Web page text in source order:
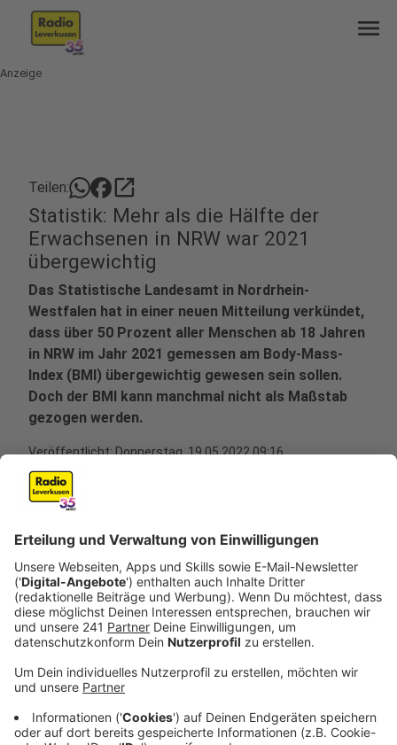
menu
Anzeige
Teilen: open_in_new
Statistik: Mehr als die Hälfte der
Erwachsenen in NRW war 2021
übergewichtig
Das Statistische Landesamt in Nordrhein-
Westfalen hat in einer neuen Mitteilung verkündet,
dass über 50 Prozent aller Menschen ab 18 Jahren
in NRW im Jahr 2021 gemessen am Body-Mass-
Index (BMI) übergewichtig gewesen sein sollen.
Doch der BMI kann manchmal nicht als Maßstab
gezogen werden.
Veröffentlicht:Donnerstag, 19.05.2022 09:16
Anzeige
Mehr als die Hälfte (53,4 Prozent) der Erwachsenen in
Nordrhein-Westfalen (ab 18) ist im Jahr 2021 laut
Statistischem Landesamt (it.nrw) gemessen am Body-
Mass-Index (BMI) übergewichtig gewesen. Die
Statistik belegt, dass jede/r fünfte von ihnen (17,6
Prozent) adipös gewesen sein soll. Laut Einstufung
der Weltgesundheitsorganisation gelten erwachsene
Frauen und Männer ab einem BMI von 25 als
übergewichtig. Unterschieden wird beim Übergewicht